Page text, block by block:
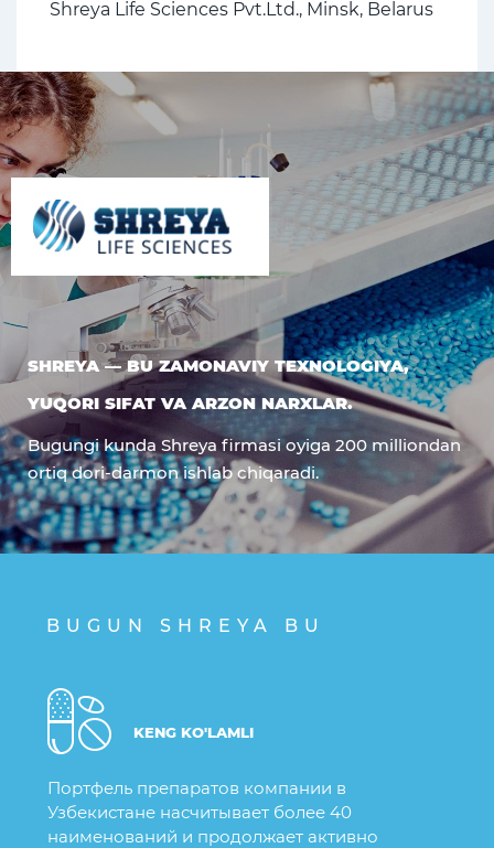
Shreya Life Sciences Pvt.Ltd., Minsk, Belarus
SHREYA — BU ZAMONAVIY TEXNOLOGIYA,
YUQORI SIFAT VA ARZON NARXLAR.
Bugungi kunda Shreya firmasi oyiga 200 milliondan
ortiq dori-darmon ishlab chiqaradi.
BUGUN SHREYA BU
KENG KO'LAMLI
Портфель препаратов компании в
Узбекистане насчитывает более 40
наименований и продолжает активно